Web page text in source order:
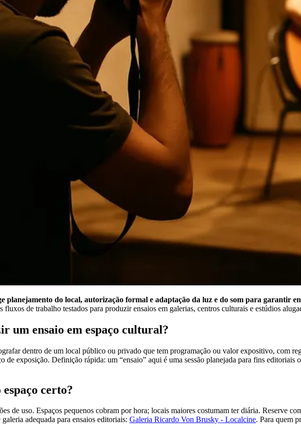
planejamento do local, autorização formal e adaptação da luz e do som para garantir
fluxos de trabalho testados para produzir ensaios em galerias, centros culturais e estúdios
um ensaio em espaço cultural?
dentro de um local público ou privado que tem programação ou valor expositivo, com
de exposição. Definição rápida: um “ensaio” aqui é uma sessão planejada para fins
certo?
de uso. Espaços pequenos cobram por hora; locais maiores costumam ter diária. Reserve
adequada para ensaios editoriais: Galeria Ricardo Von Brusky - Localcine. Para quem